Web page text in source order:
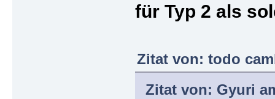
für Typ 2 als
Zitat von: todo
Zitat von: Gyuri